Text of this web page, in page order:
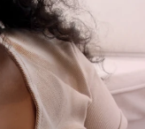
用戶信息
我的設備
我的訂單
Español
Português
Русский